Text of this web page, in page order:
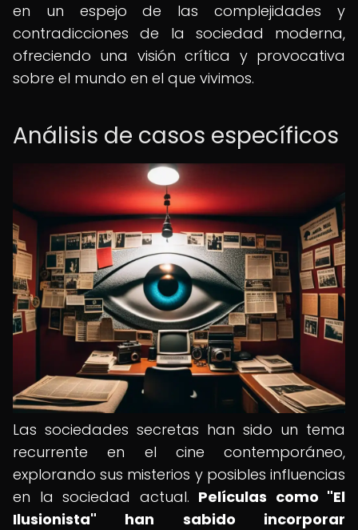
en un espejo de las complejidades y
contradicciones de la sociedad moderna,
ofreciendo una visión crítica y provocativa
sobre el mundo en el que vivimos.
Análisis de casos específicos
Las sociedades secretas han sido un tema
recurrente en el cine contemporáneo,
explorando sus misterios y posibles influencias
en la sociedad actual. Películas como "El
Ilusionista" han sabido incorporar